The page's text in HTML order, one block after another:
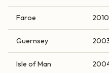
Faroe 2010
Guernsey
Isle of Man